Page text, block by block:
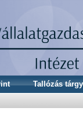
Tallózás